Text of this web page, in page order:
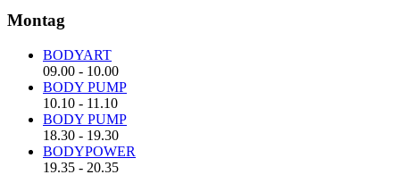
Montag
BODYART
09.00 - 10.00
BODY PUMP
10.10 - 11.10
BODY PUMP
18.30 - 19.30
BODYPOWER
19.35 - 20.35